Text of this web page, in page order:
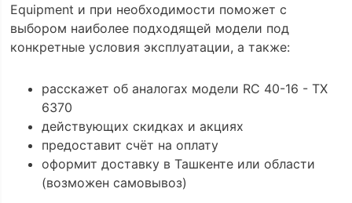
Equipment и при необходимости поможет с
выбором наиболее подходящей модели под
конкретные условия эксплуатации, а также:
расскажет об аналогах модели RC 40-16 - TX
6370
действующих скидках и акциях
предоставит счёт на оплату
оформит доставку в Ташкенте или области
(возможен самовывоз)